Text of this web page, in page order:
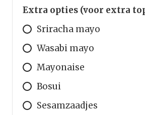
Extra opties (voor extra
Sriracha mayo
Wasabi mayo
Mayonaise
Bosui
Sesamzaadjes